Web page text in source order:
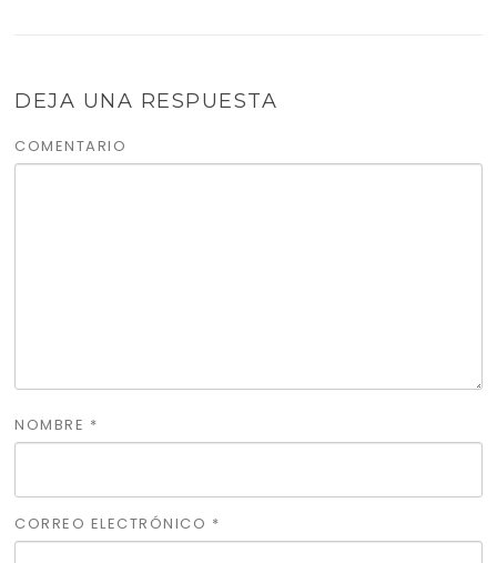
DEJA UNA RESPUESTA
COMENTARIO
NOMBRE *
CORREO ELECTRÓNICO *